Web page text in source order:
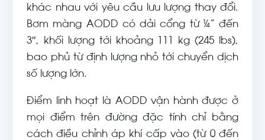
khác nhau với yêu cầu lưu lượng thay đổi.
Bơm màng AODD có dải cổng từ ¼” đến
3″, khối lượng tới khoảng 111 kg (245 lbs),
bao phủ từ định lượng nhỏ tới chuyển dịch
số lượng lớn.
Điểm linh hoạt là AODD vận hành được ở
mọi điểm trên đường đặc tính chỉ bằng
cách điều chỉnh áp khí cấp vào (từ 0 đến